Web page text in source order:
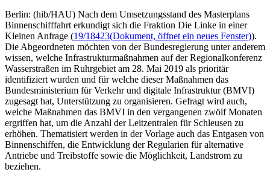
Berlin: (hib/HAU) Nach dem Umsetzungsstand des Masterplans
Binnenschifffahrt erkundigt sich die Fraktion Die Linke in einer
Kleinen Anfrage (19/18423(Dokument, öffnet ein neues Fenster)).
Die Abgeordneten möchten von der Bundesregierung unter anderem
wissen, welche Infrastrukturmaßnahmen auf der Regionalkonferenz
Wasserstraßen im Ruhrgebiet am 28. Mai 2019 als prioritär
identifiziert wurden und für welche dieser Maßnahmen das
Bundesministerium für Verkehr und digitale Infrastruktur (BMVI)
zugesagt hat, Unterstützung zu organisieren. Gefragt wird auch,
welche Maßnahmen das BMVI in den vergangenen zwölf Monaten
ergriffen hat, um die Anzahl der Leitzentralen für Schleusen zu
erhöhen. Thematisiert werden in der Vorlage auch das Entgasen von
Binnenschiffen, die Entwicklung der Regularien für alternative
Antriebe und Treibstoffe sowie die Möglichkeit, Landstrom zu
beziehen.